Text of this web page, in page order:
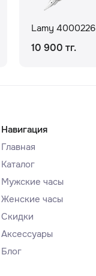
Lamy 4000226
10 900 тг.
Навигация
Главная
Каталог
Мужские часы
Женские часы
Скидки
Аксессуары
Блог